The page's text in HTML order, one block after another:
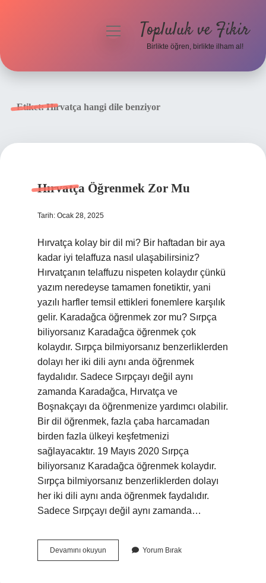
menüyüTopluluk ve Fikir
Birlikte öğren, birlikte ilham al!
Etiket:Hırvatça hangi dile benziyor
Hırvatça Öğrenmek Zor Mu
Tarih: Ocak 28, 2025
Hırvatça kolay bir dil mi? Bir haftadan bir aya
kadar iyi telaffuza nasıl ulaşabilirsiniz?
Hırvatçanın telaffuzu nispeten kolaydır çünkü
yazım neredeyse tamamen fonetiktir, yani
yazılı harfler temsil ettikleri fonemlere karşılık
gelir. Karadağca öğrenmek zor mu? Sırpça
biliyorsanız Karadağca öğrenmek çok
kolaydır. Sırpça bilmiyorsanız benzerliklerden
dolayı her iki dili aynı anda öğrenmek
faydalıdır. Sadece Sırpçayı değil aynı
zamanda Karadağca, Hırvatça ve
Boşnakçayı da öğrenmenize yardımcı olabilir.
Bir dil öğrenmek, fazla çaba harcamadan
birden fazla ülkeyi keşfetmenizi
sağlayacaktır. 19 Mayıs 2020 Sırpça
biliyorsanız Karadağca öğrenmek kolaydır.
Sırpça bilmiyorsanız benzerliklerden dolayı
her iki dili aynı anda öğrenmek faydalıdır.
Sadece Sırpçayı değil aynı zamanda…
Devamını okuyun Hırvatça
Öğrenmek
Yorum Bırak